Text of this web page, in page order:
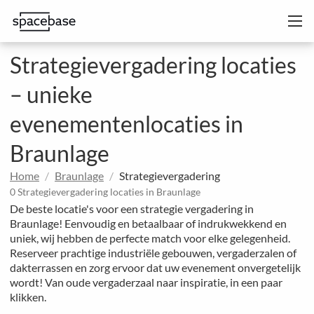
Strategievergadering locaties
– unieke
evenementenlocaties in
Braunlage
Home Braunlage Strategievergadering
0 Strategievergadering locaties in Braunlage
De beste locatie's voor een strategie vergadering in
Braunlage! Eenvoudig en betaalbaar of indrukwekkend en
uniek, wij hebben de perfecte match voor elke gelegenheid.
Reserveer prachtige industriële gebouwen, vergaderzalen of
dakterrassen en zorg ervoor dat uw evenement onvergetelijk
wordt! Van oude vergaderzaal naar inspiratie, in een paar
klikken.